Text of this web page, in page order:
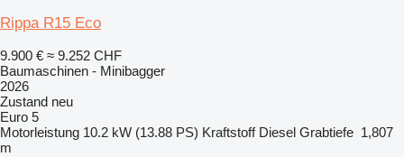
Rippa R15 Eco
9.900 € ≈ 9.252 CHF
Baumaschinen - Minibagger
2026
Zustand neu
Euro 5
Motorleistung 10.2 kW (13.88 PS) Kraftstoff Diesel Grabtiefe 1,807
m